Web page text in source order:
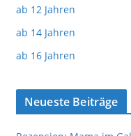
ab 12 Jahren
ab 14 Jahren
ab 16 Jahren
Neueste Beiträge